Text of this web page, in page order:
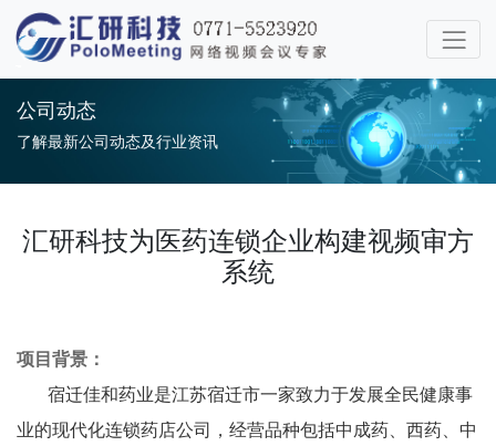
公司动态
了解最新公司动态及行业资讯
汇研科技为医药连锁企业构建视频审方
系统
项目背景：
宿迁佳和药业是江苏宿迁市一家致力于发展全民健康事
业的现代化连锁药店公司，经营品种包括中成药、西药、中